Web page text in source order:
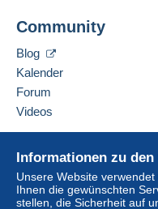
Zahlungsmethoden.
Eine Zahlung, die
integrierte
Kauf kann
Käufers nach sich
Klauseln enthalten,
beziehen, sind
betrachten. Es
Verkäufer kontaktieren
hinzufügen
Informationen zu den
Unsere Website
Ihnen die gewünschten
stellen, die Sicherheit auf
Community
Blog
Kalender
Forum
Videos
Online-Hilfe
Auf Delcampe kaufen